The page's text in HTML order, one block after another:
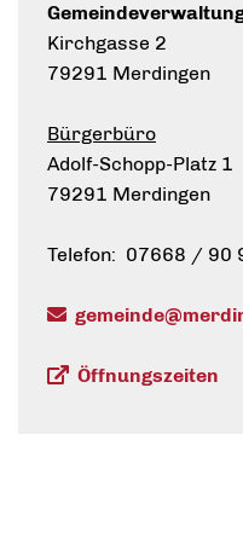
Kirchgasse 2
79291 Merdingen
Bürgerbüro
Adolf-Schopp-Platz 1
79291 Merdingen
Telefon: 07668 / 90
Öffnungszeiten